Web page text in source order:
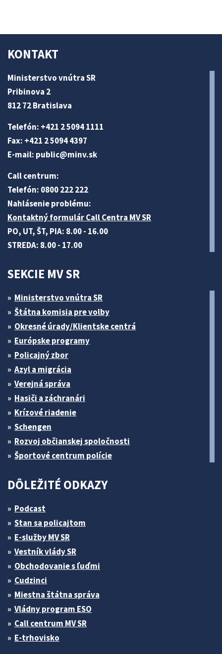
KONTAKT
Ministerstvo vnútra SR
Pribinova 2
812 72 Bratislava
Telefón: +421 2 5094 1111
Fax: +421 2 5094 4397
E-mail: public@minv.sk
Call centrum:
Telefón: 0800 222 222
Nahlásenie problému:
Kontaktný formulár Call Centra MV SR
PO, UT, ŠT, PIA: 8.00 - 16.00
STREDA: 8.00 - 17.00
SEKCIE MV SR
Ministerstvo vnútra SR
Štátna komisia pre volby
Okresné úrady/Klientske centrá
Európske programy
Policajný zbor
Azyl a migrácia
Verejná správa
Hasiči a záchranári
Krízové riadenie
Schengen
Rozvoj občianskej spoločnosti
Športové centrum polície
DÔLEŽITÉ ODKAZY
Podcast
Stan sa policajtom
E-služby MV SR
Vestník vlády SR
Obchodovanie s ľuďmi
Cudzinci
Miestna štátna správa
Vládny program ESO
Call centrum MV SR
E-trhovisko